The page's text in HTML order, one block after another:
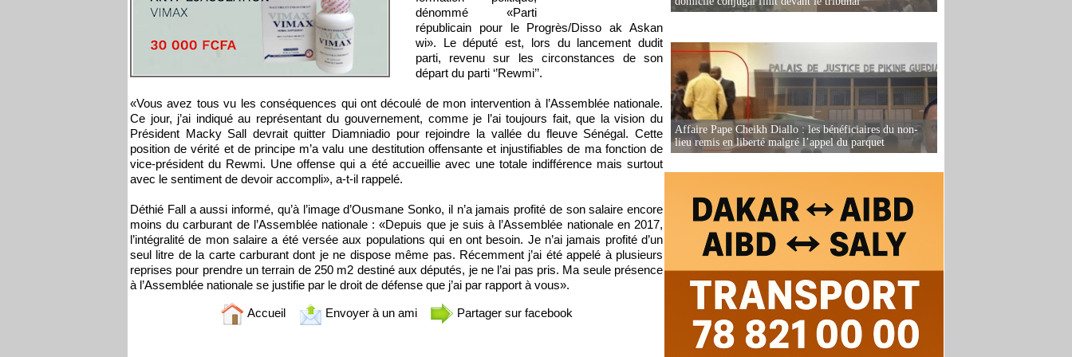
dénommé «Parti
républicain pour le Progrès/Disso ak Askan
wi». Le député est, lors du lancement dudit
parti, revenu sur les circonstances de son
départ du parti ‘’Rewmi’’.
«Vous avez tous vu les conséquences qui ont découlé de mon intervention à l’Assemblée nationale.
Ce jour, j’ai indiqué au représentant du gouvernement, comme je l’ai toujours fait, que la vision du
Président Macky Sall devrait quitter Diamniadio pour rejoindre la vallée du fleuve Sénégal. Cette
position de vérité et de principe m’a valu une destitution offensante et injustifiables de ma fonction de
vice-président du Rewmi. Une offense qui a été accueillie avec une totale indifférence mais surtout
avec le sentiment de devoir accompli», a-t-il rappelé.
Déthié Fall a aussi informé, qu’à l’image d’Ousmane Sonko, il n’a jamais profité de son salaire encore
moins du carburant de l’Assemblée nationale : «Depuis que je suis à l’Assemblée nationale en 2017,
l’intégralité de mon salaire a été versée aux populations qui en ont besoin. Je n’ai jamais profité d’un
seul litre de la carte carburant dont je ne dispose même pas. Récemment j’ai été appelé à plusieurs
reprises pour prendre un terrain de 250 m2 destiné aux députés, je ne l’ai pas pris. Ma seule présence
à l’Assemblée nationale se justifie par le droit de défense que j’ai par rapport à vous».
Accueil Envoyer à un ami Partager sur facebook
Affaire Pape Cheikh Diallo : les bénéficiaires du non-
lieu remis en liberté malgré l’appel du parquet